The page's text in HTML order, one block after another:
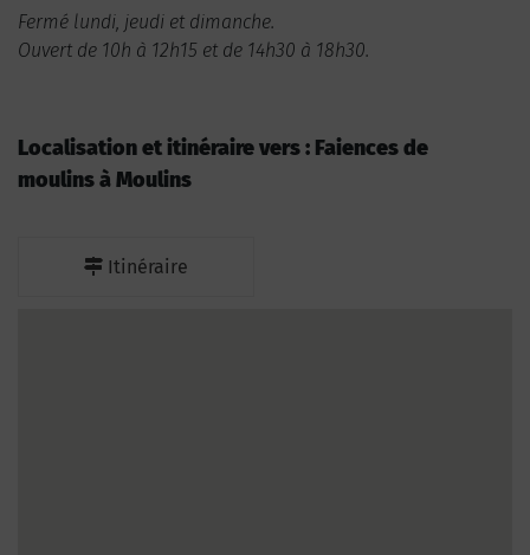
Fermé lundi, jeudi et dimanche.
Ouvert de 10h à 12h15 et de 14h30 à 18h30.
Localisation et itinéraire vers : Faiences de
moulins à Moulins
Itinéraire